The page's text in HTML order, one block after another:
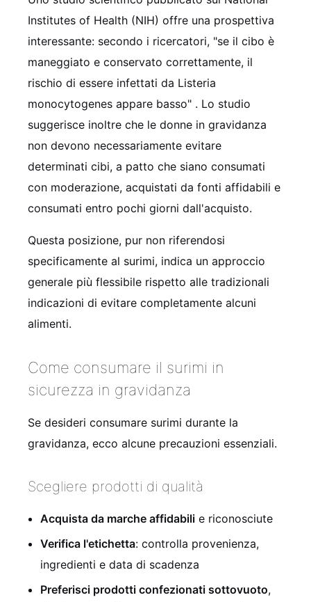
Institutes of Health (NIH) offre una prospettiva
interessante: secondo i ricercatori, "se il cibo è
maneggiato e conservato correttamente, il
rischio di essere infettati da Listeria
monocytogenes appare basso" . Lo studio
suggerisce inoltre che le donne in gravidanza
non devono necessariamente evitare
determinati cibi, a patto che siano consumati
con moderazione, acquistati da fonti affidabili e
consumati entro pochi giorni dall'acquisto.
Questa posizione, pur non riferendosi
specificamente al surimi, indica un approccio
generale più flessibile rispetto alle tradizionali
indicazioni di evitare completamente alcuni
alimenti.
Come consumare il surimi in
sicurezza in gravidanza
Se desideri consumare surimi durante la
gravidanza, ecco alcune precauzioni essenziali.
Scegliere prodotti di qualità
Acquista da marche affidabili e riconosciute
Verifica l'etichetta: controlla provenienza,
ingredienti e data di scadenza
Preferisci prodotti confezionati sottovuoto,